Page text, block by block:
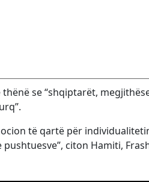
se “shqiptarët,
të qartë për
citon Hamiti,